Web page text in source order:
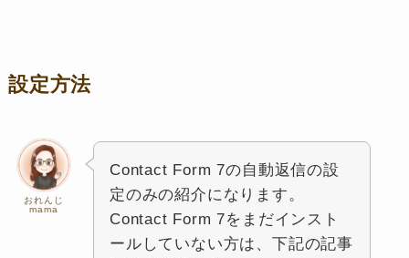
設定方法
おれんじ
mama
Contact Form 7の自動返信の設
定のみの紹介になります。
Contact Form 7をまだインスト
ールしていない方は、下記の記事